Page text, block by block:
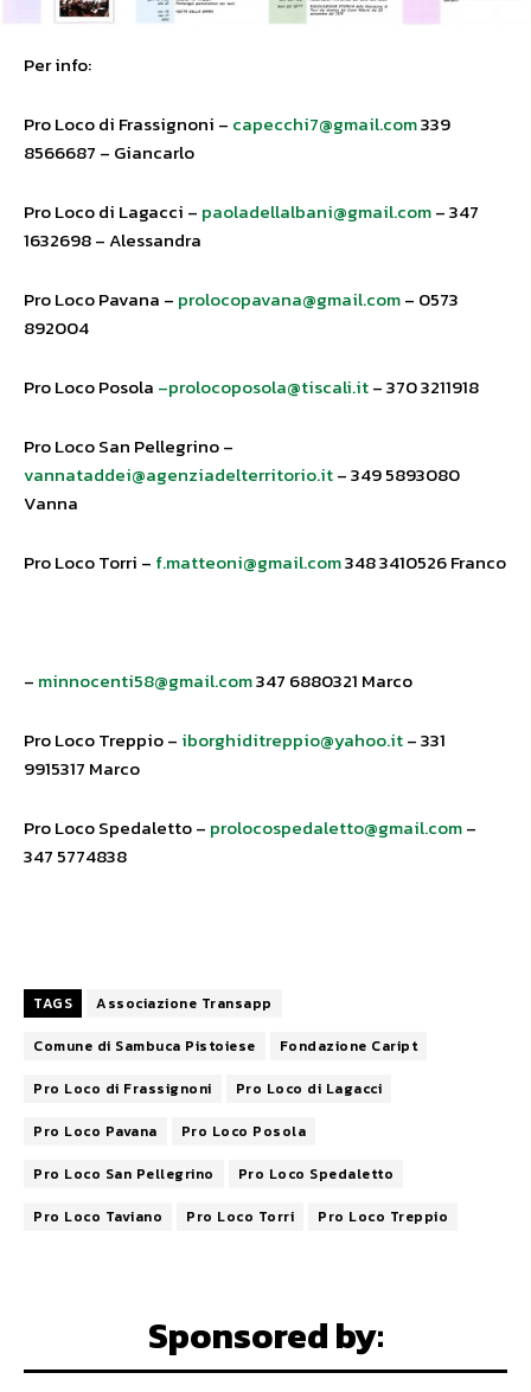
Per info:
Pro Loco di Frassignoni – capecchi7@gmail.com339
8566687 – Giancarlo
Pro Loco di Lagacci – paoladellalbani@gmail.com– 347
1632698 – Alessandra
Pro Loco Pavana – prolocopavana@gmail.com– 0573
892004
Pro Loco Posola –prolocoposola@tiscali.it– 370 3211918
Pro Loco San Pellegrino –
vannataddei@agenziadelterritorio.it– 349 5893080
Vanna
Pro Loco Torri – f.matteoni@gmail.com348 3410526 Franco
– minnocenti58@gmail.com347 6880321 Marco
Pro Loco Treppio – iborghiditreppio@yahoo.it– 331
9915317 Marco
Pro Loco Spedaletto – prolocospedaletto@gmail.com–
347 5774838
TAGS
Associazione Transapp
Comune di Sambuca Pistoiese
Fondazione Caript
Pro Loco di Frassignoni
Pro Loco di Lagacci
Pro Loco Pavana
Pro Loco Posola
Pro Loco San Pellegrino
Pro Loco Spedaletto
Pro Loco Taviano
Pro Loco Torri Pro Loco Treppio
Sponsored by: